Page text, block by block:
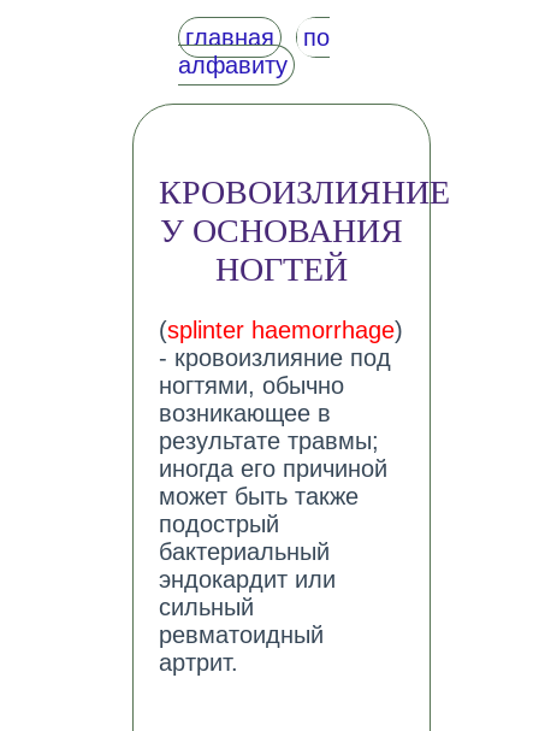
главная
по
алфавиту
КРОВОИЗЛИЯНИЕ
У ОСНОВАНИЯ
НОГТЕЙ
(splinter haemorrhage)
- кровоизлияние под
ногтями, обычно
возникающее в
результате травмы;
иногда его причиной
может быть также
подострый
бактериальный
эндокардит или
сильный
ревматоидный
артрит.